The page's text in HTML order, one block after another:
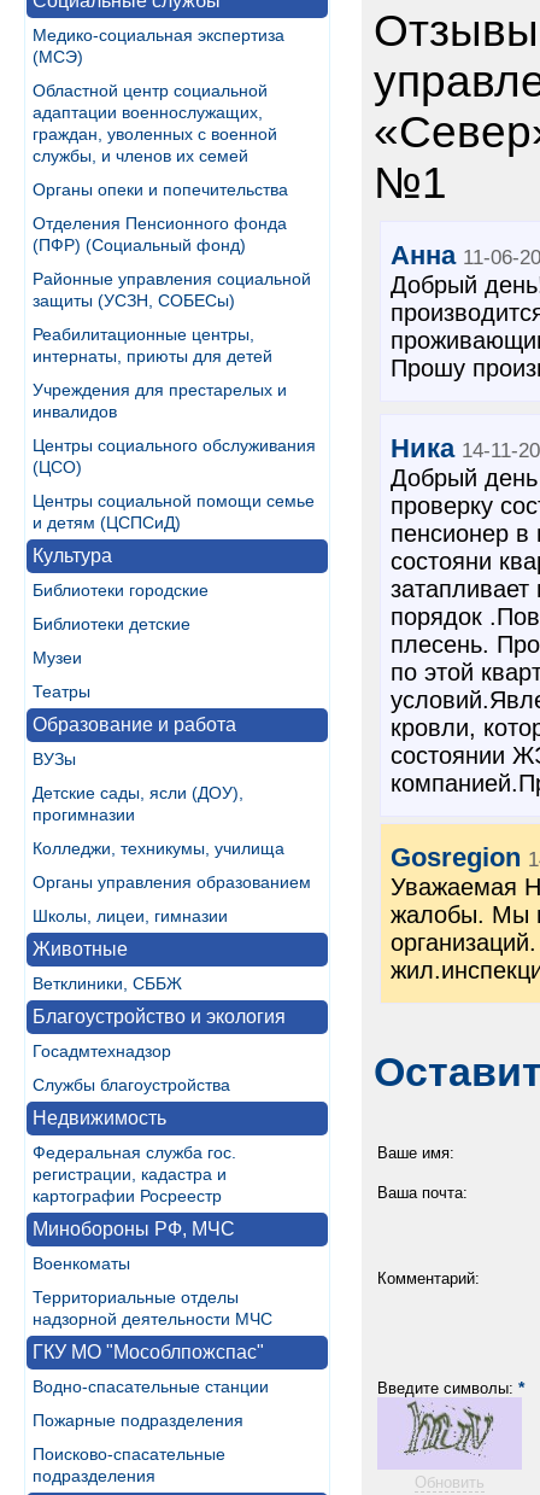
Медико-социальная экспертиза
(МСЭ)
Областной центр социальной
адаптации военнослужащих,
граждан, уволенных с военной
службы, и членов их семей
Органы опеки и попечительства
Отделения Пенсионного фонда
(ПФР) (Социальный фонд)
Районные управления социальной
защиты (УСЗН, СОБЕСы)
Реабилитационные центры,
интернаты, приюты для детей
Учреждения для престарелых и
инвалидов
Центры социального обслуживания
(ЦСО)
Центры социальной помощи семье
и детям (ЦСПСиД)
Культура
Библиотеки городские
Библиотеки детские
Музеи
Театры
Образование и работа
ВУЗы
Детские сады, ясли (ДОУ),
прогимназии
Колледжи, техникумы, училища
Органы управления образованием
Школы, лицеи, гимназии
Животные
Ветклиники, СББЖ
Благоустройство и экология
Госадмтехнадзор
Службы благоустройства
Недвижимость
Федеральная служба гос.
регистрации, кадастра и
картографии Росреестр
Минобороны РФ, МЧС
Военкоматы
Территориальные отделы
надзорной деятельности МЧС
ГКУ МО "Мособлпожспас"
Водно-спасательные станции
Пожарные подразделения
Поисково-спасательные
подразделения
Отзывы
№1
Анна 11-06-
Добрый
Прошу
Ника 14-11-
Добрый день
проверку
пенсионер в
состояни
порядок
плесень.
по этой
кровли,
состоянии
Gosregion
Уважаемая
жалобы. Мы
Ваше имя:
Ваша почта:
Комментарий:
Введите символы: *
Обновить